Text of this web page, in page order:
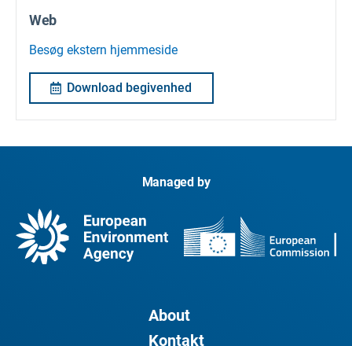
Web
Besøg ekstern hjemmeside
Download begivenhed
Managed by
About
Kontakt